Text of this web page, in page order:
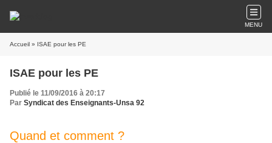
MENU
Accueil » ISAE pour les PE
ISAE pour les PE
Publié le 11/09/2016 à 20:17
Par Syndicat des Enseignants-Unsa 92
Quand et comment ?